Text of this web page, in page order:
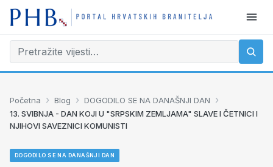
Početna › Blog › DOGODILO SE NA DANAŠNJI DAN ›
13. SVIBNJA - DAN KOJI U "SRPSKIM ZEMLJAMA" SLAVE I ČETNICI I
NJIHOVI SAVEZNICI KOMUNISTI
DOGODILO SE NA DANAŠNJI DAN